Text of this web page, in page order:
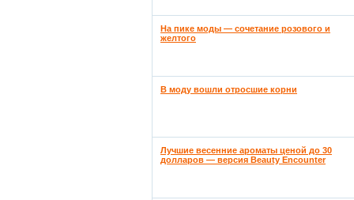
На пике моды — сочетание розового и
желтого
В моду вошли отросшие корни
Лучшие весенние ароматы ценой до 30
долларов — версия Beauty Encounter